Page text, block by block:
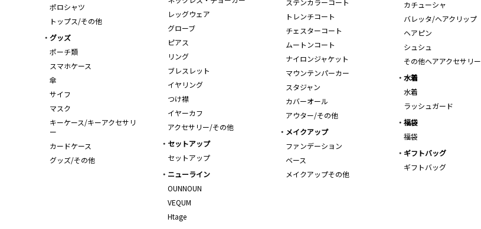
ポロシャツ
トップス/その他
ステンカラーコート
トレンチコート
チェスターコート
ムートンコート
ナイロンジャケット
マウンテンパーカー
スタジャン
カバーオール
アウター/その他
レッグウェア
グローブ
ピアス
リング
ブレスレット
イヤリング
つけ襟
イヤーカフ
アクセサリー/その他
カチューシャ
バレッタ/ヘアクリップ
ヘアピン
シュシュ
その他ヘアアクセサリー
グッズ
ポーチ類
スマホケース
傘
サイフ
マスク
キーケース/キーアクセサリ
ー
カードケース
グッズ/その他
水着
水着
ラッシュガード
福袋
福袋
メイクアップ
ファンデーション
ベース
メイクアップその他
セットアップ
セットアップ
ギフトバッグ
ギフトバッグ
ニューライン
OUNNOUN
VEQUM
Htage